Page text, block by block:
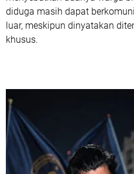
diduga masih dapat
luar, meskipun dinyatakan
khusus.